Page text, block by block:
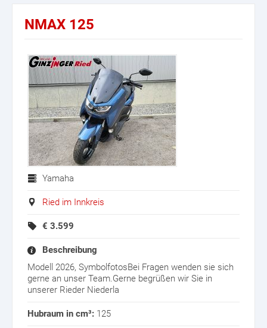
NMAX 125
Yamaha
Ried im Innkreis
€ 3.599
Beschreibung
Modell 2026, SymbolfotosBei Fragen wenden sie sich
gerne an unser Team.Gerne begrüßen wir Sie in
unserer Rieder Niederla
Hubraum in cm³: 125